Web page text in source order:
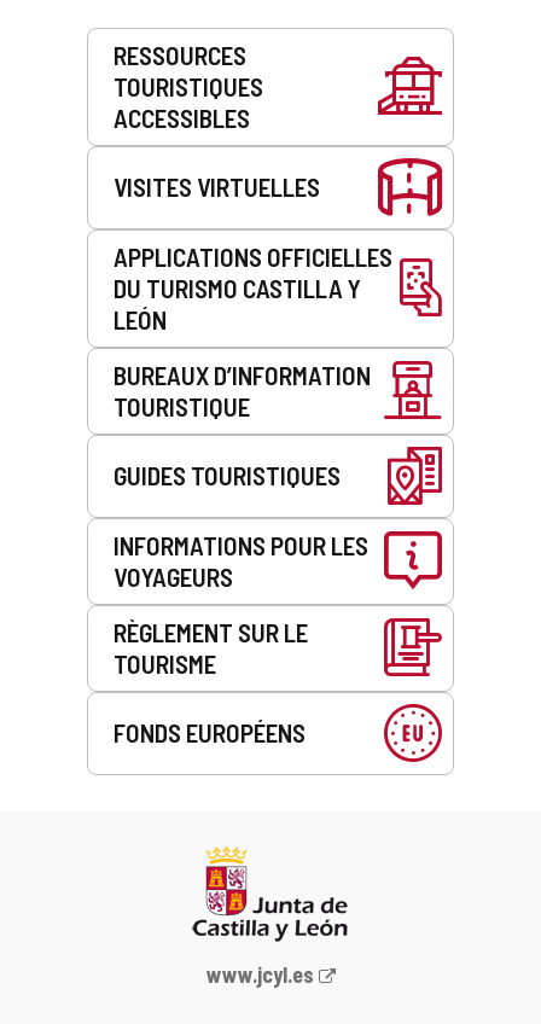
Prestations
RESSOURCES
TOURISTIQUES
ACCESSIBLES
VISITES VIRTUELLES
APPLICATIONS OFFICIELLES
DU TURISMO CASTILLA Y
LEÓN
BUREAUX D’INFORMATION
TOURISTIQUE
GUIDES TOURISTIQUES
INFORMATIONS POUR LES
VOYAGEURS
RÈGLEMENT SUR LE
TOURISME
FONDS EUROPÉENS
Portail
www.jcyl.es